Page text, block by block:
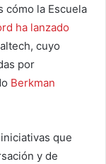
cómo la Escuela
ha lanzado
cuyo
por
Berkman
que
y de